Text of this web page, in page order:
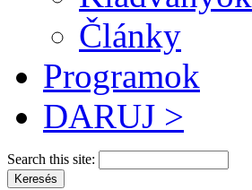
Články
Programok
DARUJ >
Search this site: